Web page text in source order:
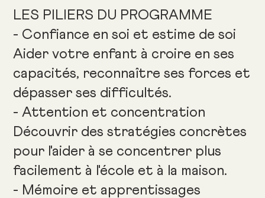
LES PILIERS DU PROGRAMME
- Confiance en soi et estime de soi
Aider votre enfant à croire en ses
capacités, reconnaître ses forces et
dépasser ses difficultés.
- Attention et concentration
Découvrir des stratégies concrètes
pour l'aider à se concentrer plus
facilement à l'école et à la maison.
- Mémoire et apprentissages